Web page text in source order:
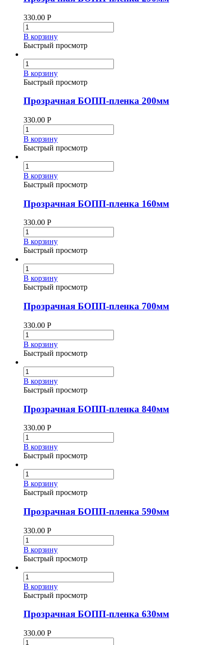
330.00 Р
В корзину
Быстрый просмотр
В корзину
Быстрый просмотр
Прозрачная БОПП-пленка 200мм
330.00 Р
В корзину
Быстрый просмотр
В корзину
Быстрый просмотр
Прозрачная БОПП-пленка 160мм
330.00 Р
В корзину
Быстрый просмотр
В корзину
Быстрый просмотр
Прозрачная БОПП-пленка 700мм
330.00 Р
В корзину
Быстрый просмотр
В корзину
Быстрый просмотр
Прозрачная БОПП-пленка 840мм
330.00 Р
В корзину
Быстрый просмотр
В корзину
Быстрый просмотр
Прозрачная БОПП-пленка 590мм
330.00 Р
В корзину
Быстрый просмотр
В корзину
Быстрый просмотр
Прозрачная БОПП-пленка 630мм
330.00 Р